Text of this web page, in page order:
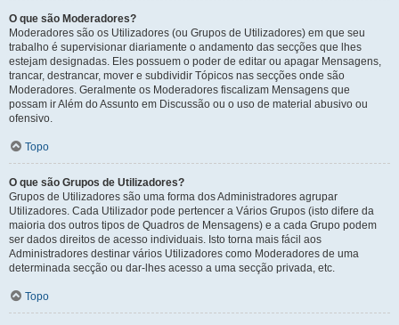
O que são Moderadores?
Moderadores são os Utilizadores (ou Grupos de Utilizadores) em que seu
trabalho é supervisionar diariamente o andamento das secções que lhes
estejam designadas. Eles possuem o poder de editar ou apagar Mensagens,
trancar, destrancar, mover e subdividir Tópicos nas secções onde são
Moderadores. Geralmente os Moderadores fiscalizam Mensagens que
possam ir Além do Assunto em Discussão ou o uso de material abusivo ou
ofensivo.
Topo
O que são Grupos de Utilizadores?
Grupos de Utilizadores são uma forma dos Administradores agrupar
Utilizadores. Cada Utilizador pode pertencer a Vários Grupos (isto difere da
maioria dos outros tipos de Quadros de Mensagens) e a cada Grupo podem
ser dados direitos de acesso individuais. Isto torna mais fácil aos
Administradores destinar vários Utilizadores como Moderadores de uma
determinada secção ou dar-lhes acesso a uma secção privada, etc.
Topo